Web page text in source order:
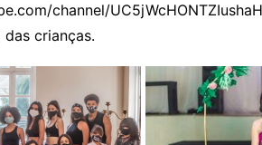
channel/
crianças.